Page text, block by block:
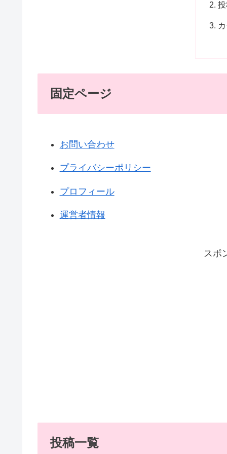
固定ページ
お問い合わせ
プライバシーポリシー
プロフィール
運営者情報
スポ
投稿一覧